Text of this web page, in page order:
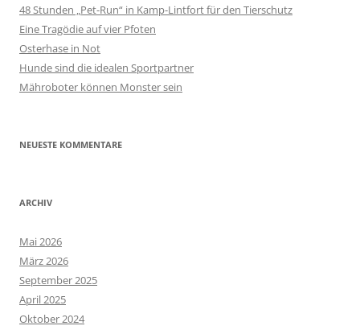
48 Stunden „Pet-Run“ in Kamp-Lintfort für den Tierschutz
Eine Tragödie auf vier Pfoten
Osterhase in Not
Hunde sind die idealen Sportpartner
Mähroboter können Monster sein
NEUESTE KOMMENTARE
ARCHIV
Mai 2026
März 2026
September 2025
April 2025
Oktober 2024